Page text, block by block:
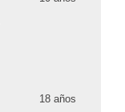
18 años